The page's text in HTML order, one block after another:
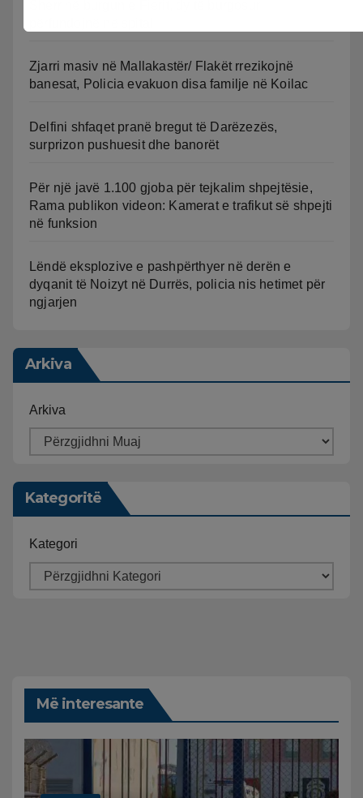
Zjarri masiv në Mallakastër/ Flakët rrezikojnë
banesat, Policia evakuon disa familje në Koilac
Delfini shfaqet pranë bregut të Darëzezës,
surprizon pushuesit dhe banorët
Për një javë 1.100 gjoba për tejkalim shpejtësie,
Rama publikon videon: Kamerat e trafikut së shpejti
në funksion
Lëndë eksplozive e pashpërthyer në derën e
dyqanit të Noizyt në Durrës, policia nis hetimet për
ngjarjen
Arkiva
Arkiva
Kategoritë
Kategori
Më interesante